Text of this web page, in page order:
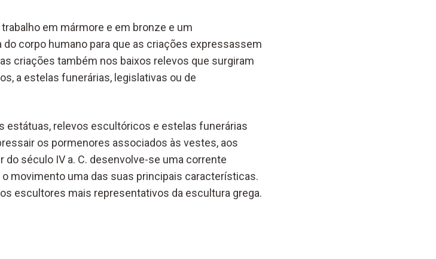
em mármore e em bronze e um
corpo humano para que as criações expressassem
criações também nos baixos relevos que surgiram
a estelas funerárias, legislativas ou de
estátuas, relevos escultóricos e estelas funerárias
os pormenores associados às vestes, aos
século IV a. C. desenvolve-se uma corrente
movimento uma das suas principais características.
escultores mais representativos da escultura grega.